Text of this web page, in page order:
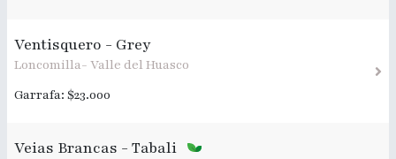
Ventisquero - Grey
Loncomilla- Valle del Huasco
Garrafa: $23.000
Veias Brancas - Tabali